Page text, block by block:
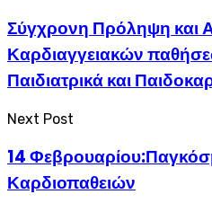
Σύγχρονη Πρόληψη και
Καρδιαγγειακών
Παιδιατρικά και
Next Post
14
Καρδιοπαθειών